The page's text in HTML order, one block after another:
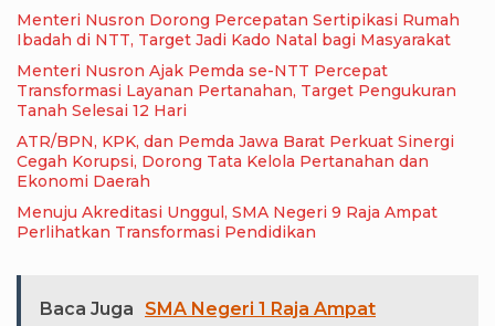
Menteri Nusron Dorong Percepatan Sertipikasi Rumah
Ibadah di NTT, Target Jadi Kado Natal bagi Masyarakat
Menteri Nusron Ajak Pemda se-NTT Percepat
Transformasi Layanan Pertanahan, Target Pengukuran
Tanah Selesai 12 Hari
ATR/BPN, KPK, dan Pemda Jawa Barat Perkuat Sinergi
Cegah Korupsi, Dorong Tata Kelola Pertanahan dan
Ekonomi Daerah
Menuju Akreditasi Unggul, SMA Negeri 9 Raja Ampat
Perlihatkan Transformasi Pendidikan
Baca Juga
SMA Negeri 1 Raja Ampat